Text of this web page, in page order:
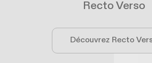
Recto Verso
Découvrez Recto